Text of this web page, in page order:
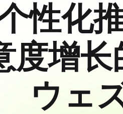
性化
度增
ウェ